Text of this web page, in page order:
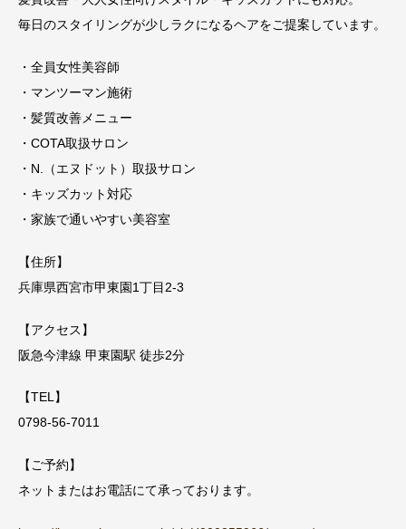
毎日のスタイリングが少しラクになるヘアをご提案しています。
・全員女性美容師
・マンツーマン施術
・髪質改善メニュー
・COTA取扱サロン
・N.（エヌドット）取扱サロン
・キッズカット対応
・家族で通いやすい美容室
【住所】
兵庫県西宮市甲東園1丁目2-3
【アクセス】
阪急今津線 甲東園駅 徒歩2分
【TEL】
0798-56-7011
【ご予約】
ネットまたはお電話にて承っております。